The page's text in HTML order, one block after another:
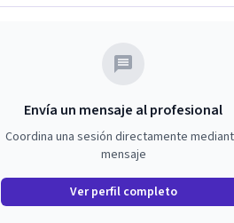
Envía un mensaje al profesional
Coordina una sesión directamente
mensaje
Ver perfil completo